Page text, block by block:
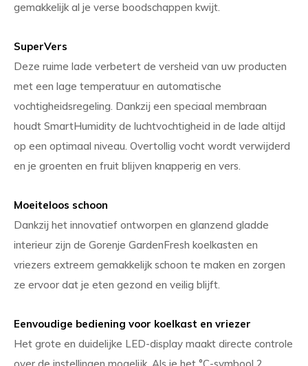
gemakkelijk al je verse boodschappen kwijt.
SuperVers
Deze ruime lade verbetert de versheid van uw producten
met een lage temperatuur en automatische
vochtigheidsregeling. Dankzij een speciaal membraan
houdt SmartHumidity de luchtvochtigheid in de lade altijd
op een optimaal niveau. Overtollig vocht wordt verwijderd
en je groenten en fruit blijven knapperig en vers.
Moeiteloos schoon
Dankzij het innovatief ontworpen en glanzend gladde
interieur zijn de Gorenje GardenFresh koelkasten en
vriezers extreem gemakkelijk schoon te maken en zorgen
ze ervoor dat je eten gezond en veilig blijft.
Eenvoudige bediening voor koelkast en vriezer
Het grote en duidelijke LED-display maakt directe controle